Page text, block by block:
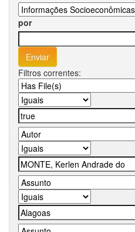
por
Filtros correntes: